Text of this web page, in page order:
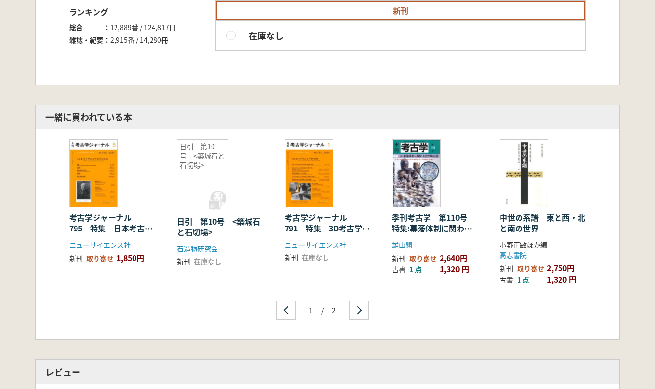
ランキング
総合
12,889番 / 124,817冊
雑誌・紀要
2,915番 / 14,280冊
新刊
在庫なし
一緒に買われている本
考古学ジャーナル
795 特集 日本考古学
ニューサイエンス社
新刊 取り寄せ 1,850円
日引 第10
号 <築城石と
石切場>
日引 第10号 <築城石
と石切場>
石造物研究会
新刊 在庫なし
考古学ジャーナル
791 特集 3D考古学の
ニューサイエンス社
新刊 在庫なし
季刊考古学 第110号
特集:幕藩体制に関わる
近世陶磁器
雄山閣
新刊 取り寄せ 2,640円
古書 1 点 1,320 円
中世の系譜 東と西・北
と南の世界
小野正敏ほか編
高志書院
新刊 取り寄せ 2,750円
古書 1 点 1,320 円
1 / 2
レビュー